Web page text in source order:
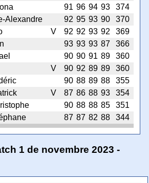
91 96 94 93
374
Alexandre 92 95 93 90
370
V 92 92 93 92
369
93 93 93 87
366
90 90 91 89
360
V 90 92 89 89
360
90 88 89 88
355
V 87 86 88 93
354
90 88 88 85
351
87 87 82 88 344
1 de novembre 2023 -